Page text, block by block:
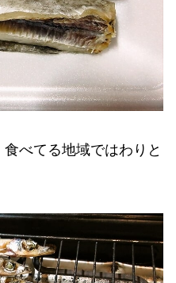
べてる地域ではわりと